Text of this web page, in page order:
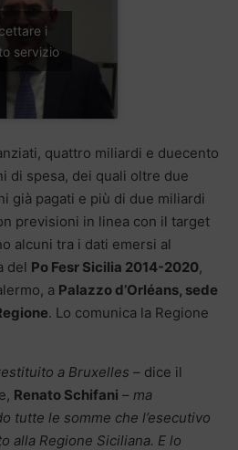
i
servizio
quattro miliardi e duecento
di spesa, dei quali oltre due
già pagati e più di due miliardi
previsioni in linea con il target
alcuni tra i dati emersi al
del Po Fesr Sicilia 2014-2020,
a Palazzo d’Orléans, sede
. Lo comunica la Regione
a Bruxelles – dice il
Renato Schifani – ma
tutte le somme che l’esecutivo
alla Regione Siciliana. E lo